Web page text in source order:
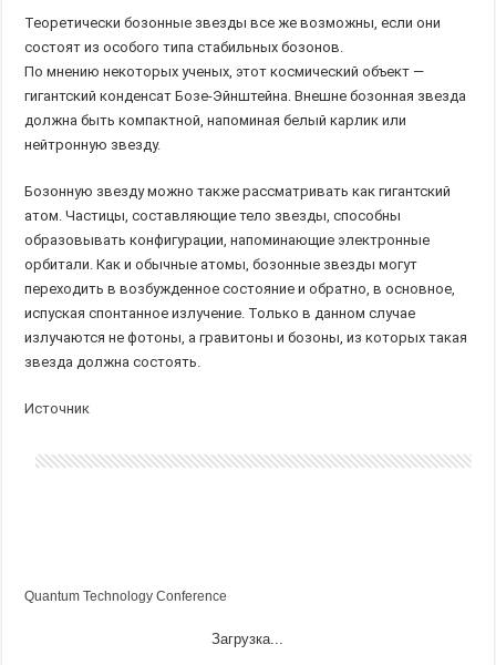
Теоретически бозонные звезды все же возможны, если они
состоят из особого типа стабильных бозонов.
По мнению некоторых ученых, этот космический объект —
гигантский конденсат Бозе-Эйнштейна. Внешне бозонная звезда
должна быть компактной, напоминая белый карлик или
нейтронную звезду.
Бозонную звезду можно также рассматривать как гигантский
атом. Частицы, составляющие тело звезды, способны
образовывать конфигурации, напоминающие электронные
орбитали. Как и обычные атомы, бозонные звезды могут
переходить в возбужденное состояние и обратно, в основное,
испуская спонтанное излучение. Только в данном случае
излучаются не фотоны, а гравитоны и бозоны, из которых такая
звезда должна состоять.
Источник
Quantum Technology Conference
Загрузка...